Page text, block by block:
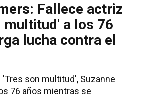
Fallece actriz
multitud' a los 76
lucha contra el
'Tres son multitud', Suzanne
76 años mientras se